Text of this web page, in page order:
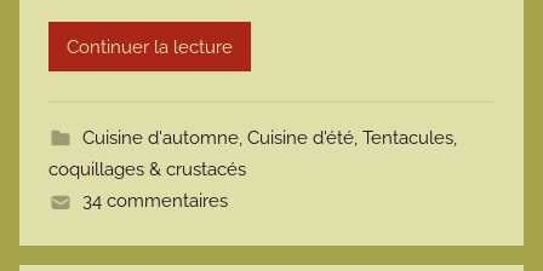
t
Continuer la lecture
Cuisine d'automne, Cuisine d'été, Tentacules,
coquillages & crustacés
34 commentaires